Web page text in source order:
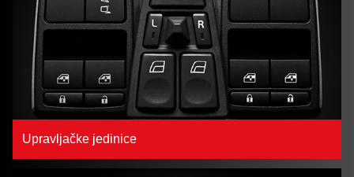
Upravljačke jedinice